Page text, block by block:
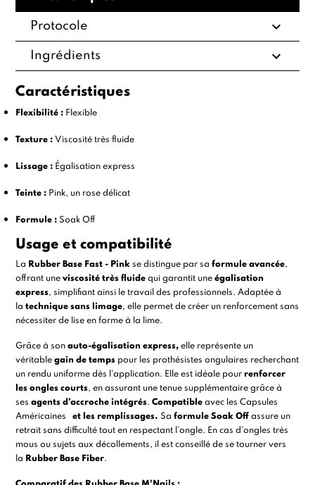
Protocole expand_more
Ingrédients expand_more
Caractéristiques
Flexibilité : Flexible
Texture : Viscosité très fluide
Lissage : Égalisation express
Teinte : Pink, un rose délicat
Formule : Soak Off
Usage et compatibilité
La Rubber Base Fast - Pink se distingue par saformule avancée,
offrant uneviscosité très fluide qui garantit uneégalisation
express, simplifiant ainsi le travail des professionnels. Adaptée à
latechnique sans limage, elle permet de créer un renforcement sans
nécessiter de lise en forme à la lime.
Grâce à son auto-égalisation express, elle représente un
véritablegain de temps pour les prothésistes ongulaires recherchant
un rendu uniforme dès l'application. Elle est idéale pour renforcer
les ongles courts, en assurant une tenue supplémentaire grâce à
sesagents d’accroche intégrés.Compatibleavec lesCapsules
Américaines
et les remplissages.Saformule Soak Off assure un
retrait sans difficulté tout en respectant l’ongle. En cas d’ongles très
mous ou sujets aux décollements, il est conseillé de se tourner vers
la Rubber Base Fiber.